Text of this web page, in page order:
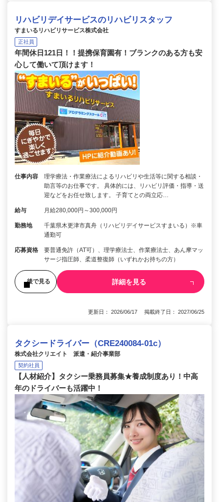
リハビリデイサービスのリハビリスタッフ
すまいるリハビリサービス株式会社
正社員
年間休日121日！！提携保育園有！ブランクのある方も安
心して働いて頂けます！
仕事内容
理学療法・作業療法によるリハビリや生活等に関する相談・
助言等のお仕事です。 具体的には、リハビリ評価・指導・送
迎などをお任せ致します。 子育てとの両立応…
給与 月給280,000円～300,000円
勤務地
千葉県木更津市真舟（リハビリデイサービスすまいる）※車
通勤可
応募資格
要普通免許（AT可）、理学療法士、作業療法士、あん摩マッ
サージ指圧師、柔道整復師（いずれかお持ちの方）
後で見る 詳細を見る
更新日： 2026/06/17 掲載終了日： 2027/06/25
タクシードライバー（CRE240084-01c）
株式会社クリエイト 派遣・紹介事業部
契約社員
【人材紹介】タクシー乗務員募集★養成制度あり！中高
年のドライバーも活躍中！